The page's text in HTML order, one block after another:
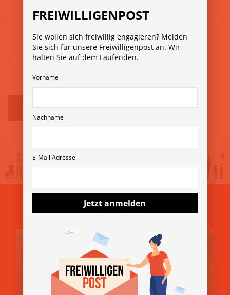
Ich erkläre mich mit derDatenschutzrichtlinie
Aus unserem Blog
FREIWILLIGENPOST
Sie wollen sich freiwillig engagieren? Melden
Sie sich für unsere Freiwilligenpost an. Wir
halten Sie auf dem Laufenden.
Vorname
Nachname
E-Mail Adresse
Jetzt anmelden